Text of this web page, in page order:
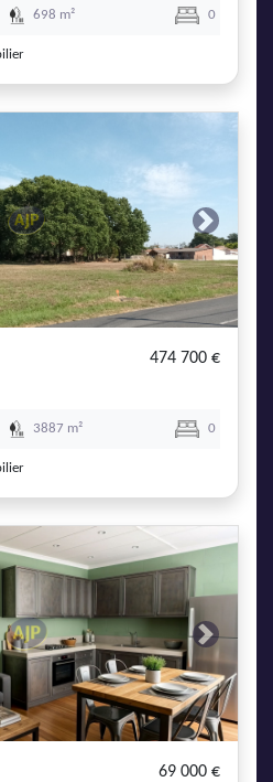
698 m² 0
Next
474 700 €
3887 m² 0
Next
69 000 €